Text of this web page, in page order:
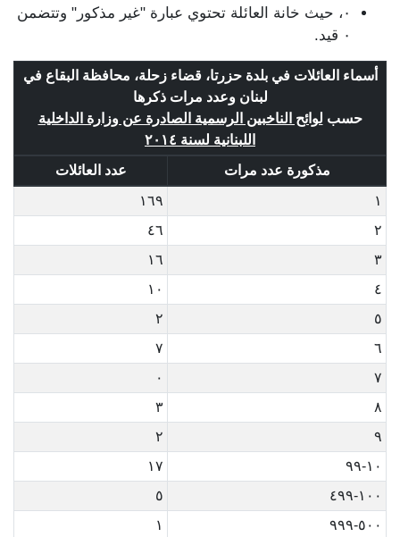
٠، حيث خانة العائلة تحتوي عبارة "غير مذكور" وتتضمن
٠ قيد.
أسماء العائلات في بلدة حزرتا، قضاء زحلة، محافظة البقاع في
لبنان وعدد مرات ذكرها
حسب لوائح الناخبين الرسمية الصادرة عن وزارة الداخلية
اللبنانية لسنة ٢٠١٤
مذكورة عدد مرات
عدد العائلات
١
١٦٩
٢
٤٦
٣
١٦
٤
١٠
٥
٢
٦
٧
٧
٠
٨
٣
٩
٢
١٠-٩٩
١٧
١٠٠-٤٩٩
٥
٥٠٠-٩٩٩
١